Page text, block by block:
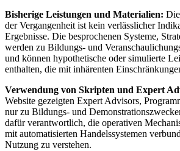
Bisherige Leistungen und Materialien:
der Vergangenheit ist kein verlässlicher
Ergebnisse. Die besprochenen Systeme,
werden zu Bildungs- und
und können hypothetische oder simulierte
enthalten, die mit inhärenten
Verwendung von Skripten und Expert
Website gezeigten Expert Advisors,
nur zu Bildungs- und
dafür verantwortlich, die operativen
mit automatisierten Handelssystemen
Nutzung zu verstehen.